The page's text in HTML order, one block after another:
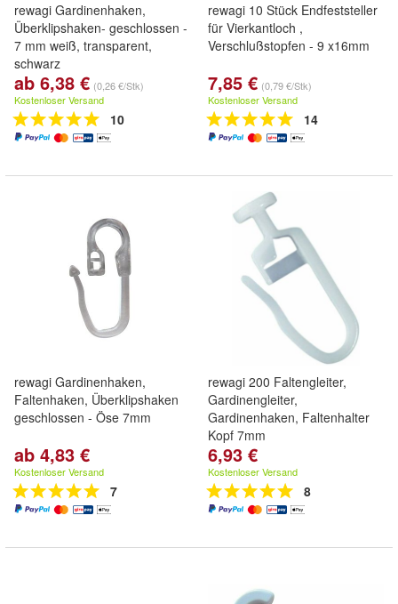
rewagi Gardinenhaken,
Überklipshaken- geschlossen -
7 mm weiß, transparent,
schwarz
ab 6,38 € (0,26 €/Stk)
Kostenloser Versand
10
rewagi 10 Stück Endfeststeller
für Vierkantloch ,
Verschlußstopfen - 9 x16mm
7,85 € (0,79 €/Stk)
Kostenloser Versand
14
rewagi Gardinenhaken,
Faltenhaken, Überklipshaken
geschlossen - Öse 7mm
ab 4,83 €
Kostenloser Versand
7
rewagi 200 Faltengleiter,
Gardinengleiter,
Gardinenhaken, Faltenhalter
Kopf 7mm
6,93 €
Kostenloser Versand
8